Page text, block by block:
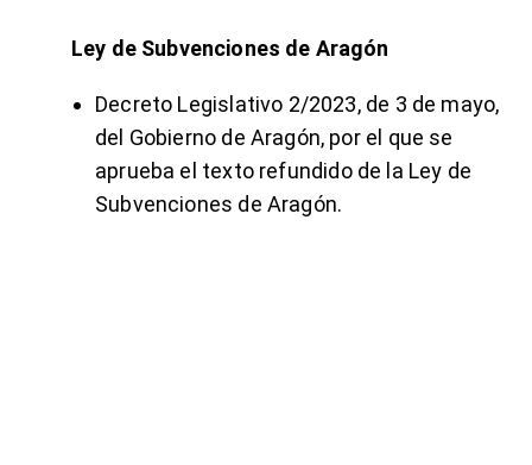
Ley de Subvenciones de Aragón
Decreto Legislativo 2/2023, de 3 de mayo,
del Gobierno de Aragón, por el que se
aprueba el texto refundido de la Ley de
Subvenciones de Aragón.